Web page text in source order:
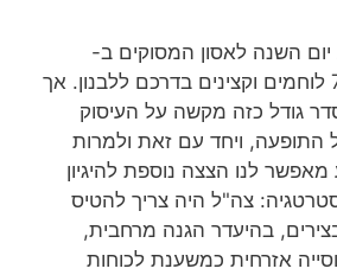
יום השנה לאסון המסוקים ב-
1997, שבו נספו 73 לוחמים וקצינים בדרכם ללבנון. אך
גודל כזה מקשה על העיסוק
התופעה, ויחד עם זאת ולמרות
לנו הצצה נוספת להיגיון
צה"ל היה צריך להטיס
בהיעדר הגנה מרחבית,
אזרחית כמשענת לכוחות